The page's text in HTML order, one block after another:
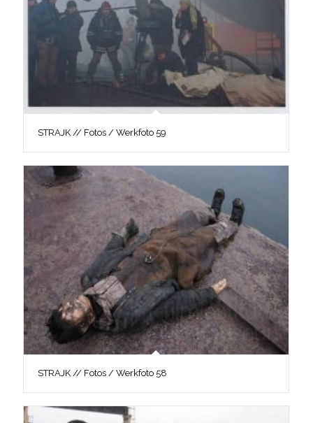
STRAJK // Fotos / Werkfoto 59
STRAJK // Fotos / Werkfoto 58